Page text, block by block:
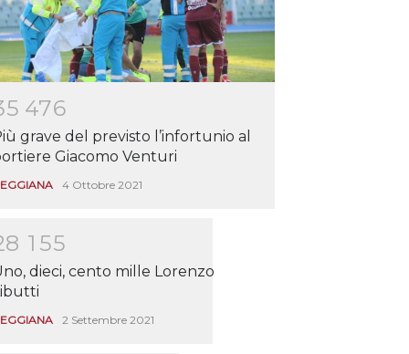
5 476
grave del previsto l’infortunio al
Giacomo Venturi
4 Ottobre 2021
8 1 55
dieci, cento mille Lorenzo
2 Settembre 2021